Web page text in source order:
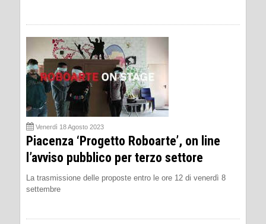
Venerdì 18 Agosto 2023
Piacenza ‘Progetto Roboarte’, on line
l’avviso pubblico per terzo settore
La trasmissione delle proposte entro le ore 12 di venerdì 8
settembre